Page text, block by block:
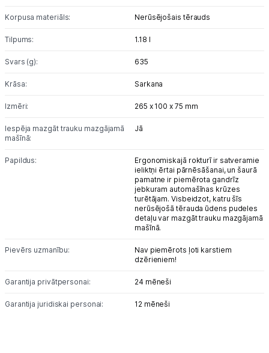
Korpusa materiāls: Nerūsējošais tērauds
Tilpums: 1.18 l
Svars (g): 635
Krāsa: Sarkana
Izmēri: 265 x 100 x 75 mm
Iespēja mazgāt trauku mazgājamā
mašīnā:
Jā
Papildus:
Ergonomiskajā rokturī ir satveramie
ieliktņi ērtai pārnēsāšanai, un šaurā
pamatne ir piemērota gandrīz
jebkuram automašīnas krūzes
turētājam. Visbeidzot, katru šīs
nerūsējošā tērauda ūdens pudeles
detaļu var mazgāt trauku mazgājamā
mašīnā.
Pievērs uzmanību:
Nav piemērots ļoti karstiem
dzērieniem!
Garantija privātpersonai: 24 mēneši
Garantija juridiskai personai: 12 mēneši